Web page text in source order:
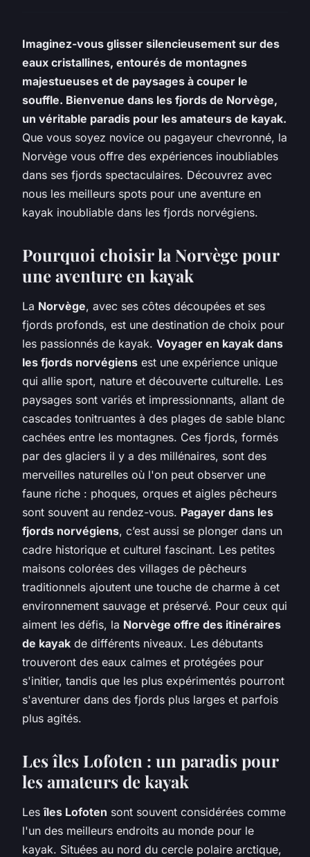
Imaginez-vous glisser silencieusement sur des
eaux cristallines, entourés de montagnes
majestueuses et de paysages à couper le
souffle. Bienvenue dans les fjords de Norvège,
un véritable paradis pour les amateurs de kayak.
Que vous soyez novice ou pagayeur chevronné, la
Norvège vous offre des expériences inoubliables
dans ses fjords spectaculaires. Découvrez avec
nous les meilleurs spots pour une aventure en
kayak inoubliable dans les fjords norvégiens.
Pourquoi choisir la Norvège pour
une aventure en kayak
La Norvège, avec ses côtes découpées et ses
fjords profonds, est une destination de choix pour
les passionnés de kayak. Voyager en kayak dans
les fjords norvégiens est une expérience unique
qui allie sport, nature et découverte culturelle. Les
paysages sont variés et impressionnants, allant de
cascades tonitruantes à des plages de sable blanc
cachées entre les montagnes. Ces fjords, formés
par des glaciers il y a des millénaires, sont des
merveilles naturelles où l'on peut observer une
faune riche : phoques, orques et aigles pêcheurs
sont souvent au rendez-vous. Pagayer dans les
fjords norvégiens, c’est aussi se plonger dans un
cadre historique et culturel fascinant. Les petites
maisons colorées des villages de pêcheurs
traditionnels ajoutent une touche de charme à cet
environnement sauvage et préservé. Pour ceux qui
aiment les défis, la Norvège offre des itinéraires
de kayak de différents niveaux. Les débutants
trouveront des eaux calmes et protégées pour
s'initier, tandis que les plus expérimentés pourront
s'aventurer dans des fjords plus larges et parfois
plus agités.
Les îles Lofoten : un paradis pour
les amateurs de kayak
Lesîles Lofoten sont souvent considérées comme
l'un des meilleurs endroits au monde pour le
kayak. Situées au nord du cercle polaire arctique,